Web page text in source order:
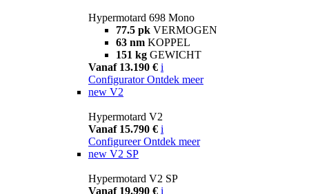
Hypermotard 698 Mono
77.5 pk VERMOGEN
63 nm KOPPEL
151 kg GEWICHT
Vanaf 13.190 € i
Configurator Ontdek meer
new V2
Hypermotard V2
Vanaf 15.790 € i
Configureer Ontdek meer
new V2 SP
Hypermotard V2 SP
Vanaf 19.990 € i